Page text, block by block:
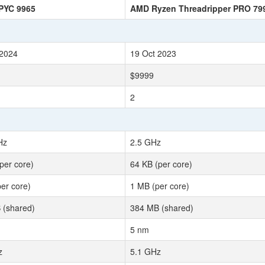
9965 AMD Ryzen Threadripper PRO
19 Oct 2023
$9999
2
2.5 GHz
core)
64 KB (per core)
core)
1 MB (per core)
(shared)
384 MB (shared)
5 nm
5.1 GHz